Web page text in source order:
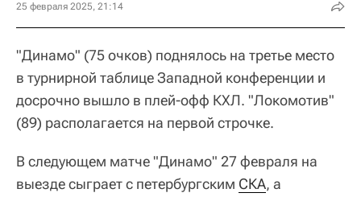
25 февраля 2025, 21:14
"Динамо" (75 очков) поднялось на третье место
в турнирной таблице Западной конференции и
досрочно вышло в плей-офф КХЛ. "Локомотив"
(89) располагается на первой строчке.
В следующем матче "Динамо" 27 февраля на
выезде сыграет с петербургским СКА, а